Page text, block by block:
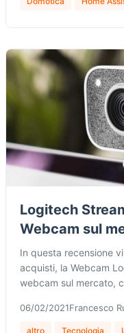
Logitech
Webcam sul
In questa recensione
acquisti, la Webcam
webcam sul mercato,
06/02/2021Francesco
altro Tecnologia